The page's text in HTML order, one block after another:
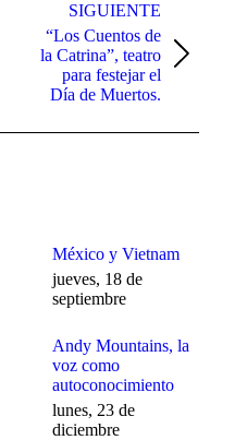
SIGUIENTE
Publicación
siguiente:
“Los Cuentos de
la Catrina”, teatro
para festejar el
Día de Muertos.
México y Vietnam
jueves, 18 de
septiembre
Andy Mountains, la
voz como
autoconocimiento
lunes, 23 de
diciembre